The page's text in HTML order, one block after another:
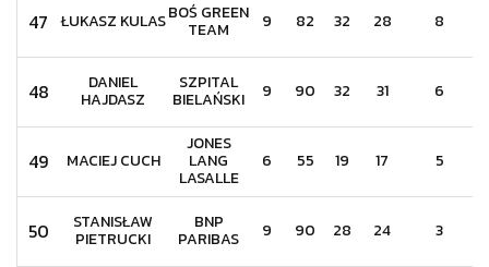
47 ŁUKASZ KULASBOŚ GREEN
TEAM 9 82 32 28 8
48 DANIEL
HAJDASZ
SZPITAL
BIELAŃSKI 9 90 32 31 6
49 MACIEJ CUCH
JONES
LANG
LASALLE
6 55 19 17 5
50 STANISŁAW
PIETRUCKI
BNP
PARIBAS 9 90 28 24 3